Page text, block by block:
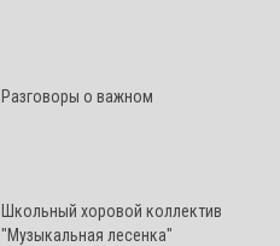
Разговоры о важном
Школьный хоровой коллектив
"Музыкальная лесенка"